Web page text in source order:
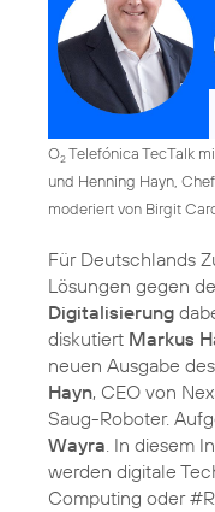
O2Telefónica TecTalk
und Henning Hayn,
moderiert von Birgit
Für Deutschlands
Lösungen gegen
Digitalisierung
diskutiert Markus
neuen Ausgabe
Hayn, CEO von
Saug-Roboter.
Wayra. In diesem
werden digitale
Computing oder